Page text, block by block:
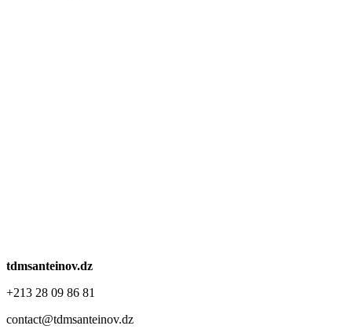
tdmsanteinov.dz
+213 28 09 86 81
contact@tdmsanteinov.dz